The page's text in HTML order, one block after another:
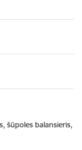
šūpoles balansieris,